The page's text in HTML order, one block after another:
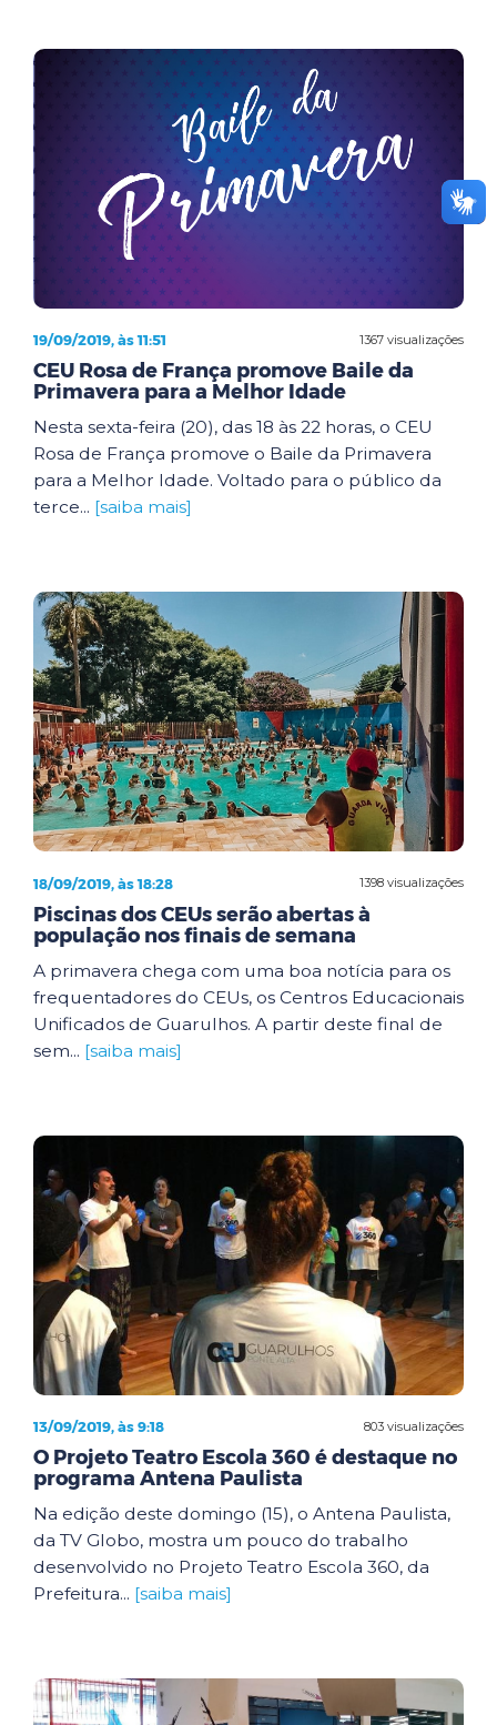
1367 visualizações
19/09/2019, às 11:51
CEU Rosa de França promove Baile da
Primavera para a Melhor Idade
Nesta sexta-feira (20), das 18 às 22 horas, o CEU
Rosa de França promove o Baile da Primavera
para a Melhor Idade. Voltado para o público da
terce... [saiba mais]
1398 visualizações
18/09/2019, às 18:28
Piscinas dos CEUs serão abertas à
população nos finais de semana
A primavera chega com uma boa notícia para os
frequentadores do CEUs, os Centros Educacionais
Unificados de Guarulhos. A partir deste final de
sem... [saiba mais]
803 visualizações
13/09/2019, às 9:18
O Projeto Teatro Escola 360 é destaque no
programa Antena Paulista
Na edição deste domingo (15), o Antena Paulista,
da TV Globo, mostra um pouco do trabalho
desenvolvido no Projeto Teatro Escola 360, da
Prefeitura... [saiba mais]